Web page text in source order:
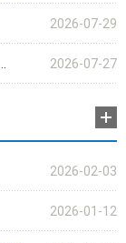
2026-07-29
2026-07-27
2026-02-03
2026-01-12